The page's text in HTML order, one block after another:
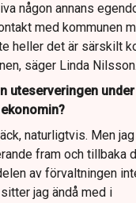
någon annans
med kommunen
heller det är särskilt
säger Linda Nilsson.
uteserveringen
naturligtvis. Men
fram och tillbaka
av förvaltningen
jag ändå med i